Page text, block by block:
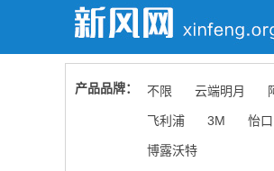
产品品牌： 不限 云端明月
飞利浦 3M 怡口
博露沃特